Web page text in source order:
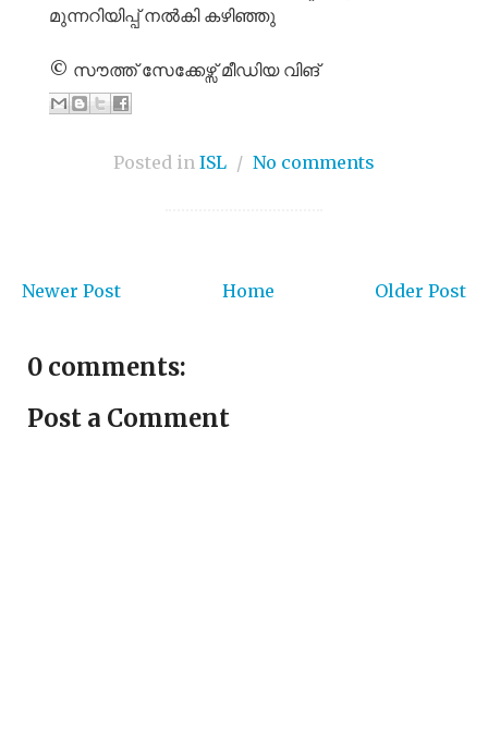
മുന്നറിയിപ്പ് നൽകി കഴിഞ്ഞു
© സൗത്ത് സേക്കേഴ്സ് മീഡിയ വിങ്
Posted in ISL / No comments
Newer Post Older Post
Home
0 comments:
Post a Comment